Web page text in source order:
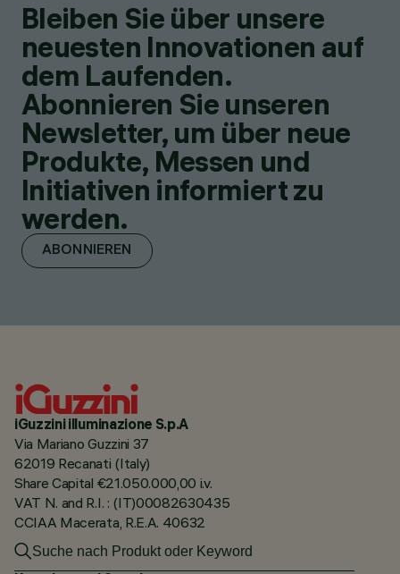
Bleiben Sie über unsere
neuesten Innovationen auf
dem Laufenden.
Abonnieren Sie unseren
Newsletter, um über neue
Produkte, Messen und
Initiativen informiert zu
werden.
ABONNIEREN
iGuzzini illuminazione S.p.A
Via Mariano Guzzini 37
62019 Recanati (Italy)
Share Capital €21.050.000,00 i.v.
VAT N. and R.I. : (IT)00082630435
CCIAA Macerata, R.E.A. 40632